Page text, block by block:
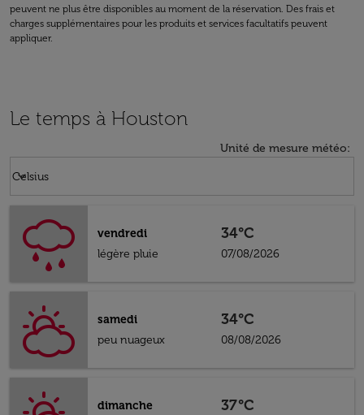
peuvent ne plus être disponibles au moment de la réservation. Des frais et
charges supplémentaires pour les produits et services facultatifs peuvent
appliquer.
Le temps à Houston
Unité de mesure météo:
Celsius
keyboard_arrow_down
vendredi
légère pluie
34°C
07/08/2026
samedi
peu nuageux
34°C
08/08/2026
dimanche
37°C